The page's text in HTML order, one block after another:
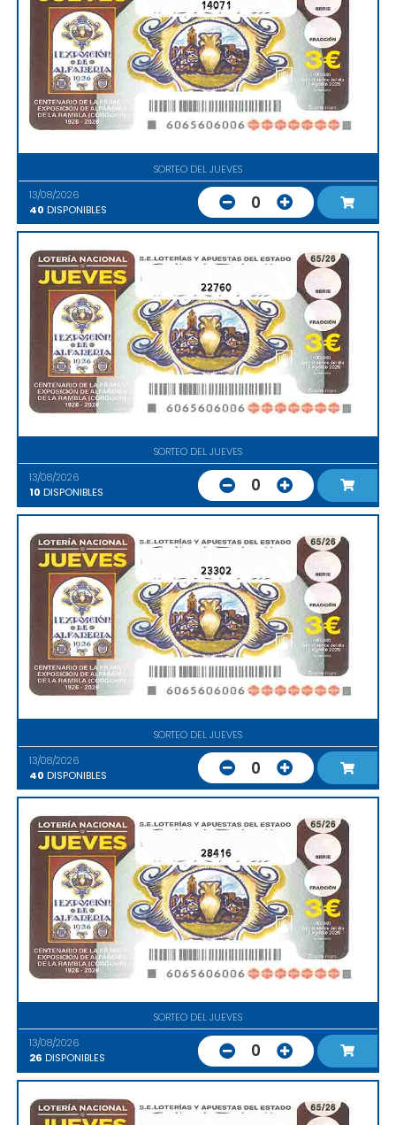
14071
SORTEO DEL JUEVES
13/08/2026
40 DISPONIBLES 0
22760
SORTEO DEL JUEVES
13/08/2026
10 DISPONIBLES 0
23302
SORTEO DEL JUEVES
13/08/2026
40 DISPONIBLES 0
28416
SORTEO DEL JUEVES
13/08/2026
26 DISPONIBLES 0